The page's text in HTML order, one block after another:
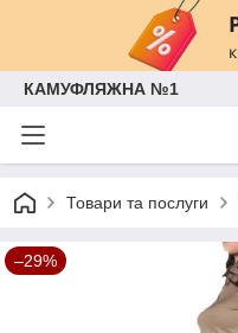
КАМУФЛЯЖНА №1
Товари та послуги
–29%